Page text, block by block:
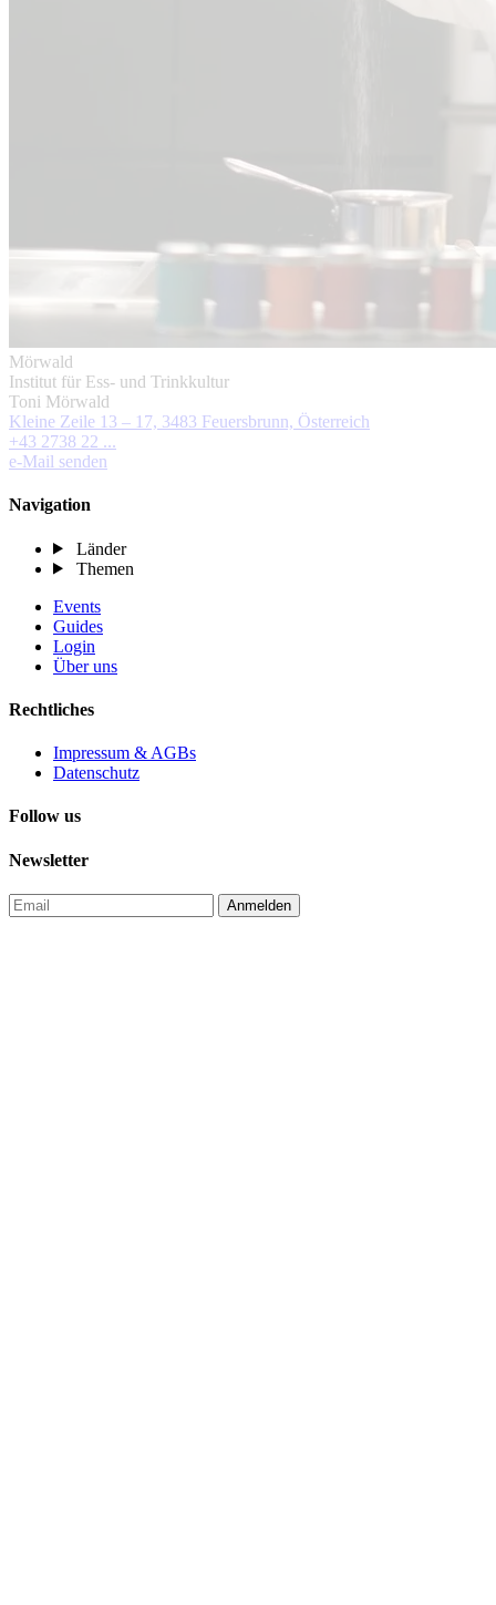
Mörwald
Institut für Ess- und Trinkkultur
Toni Mörwald
Kleine Zeile 13 – 17, 3483 Feuersbrunn, Österreich
+43 2738 22 ...
e-Mail senden
Navigation
Länder
Themen
Events
Guides
Login
Über uns
Rechtliches
Impressum & AGBs
Datenschutz
Follow us
Newsletter
Anmelden